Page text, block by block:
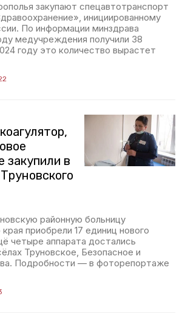
закупают спецавтотранспорт
инициированному
По информации минздрава
медучреждения получили 38
году это количество вырастет
закупили в
районную больницу
приобрели 17 единиц нового
четыре аппарата достались
Труновское, Безопасное и
Подробности — в фоторепортаже